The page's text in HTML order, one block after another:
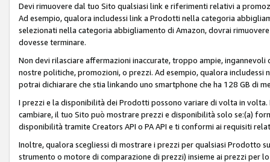
Devi rimuovere dal tuo Sito qualsiasi link e riferimenti relativi a
Ad esempio, qualora includessi link a Prodotti nella categoria
selezionati nella categoria abbigliamento di Amazon, dovrai
dovesse terminare.
Non devi rilasciare affermazioni inaccurate, troppo ampie,
nostre politiche, promozioni, o prezzi. Ad esempio, qualora includessi
potrai dichiarare che stia linkando uno smartphone che ha 128 GB di
I prezzi e la disponibilità dei Prodotti possono variare di volta in
cambiare, il tuo Sito può mostrare prezzi e disponibilità solo se:(a)
disponibilità tramite Creators API o PA API e ti conformi ai requisiti
Inoltre, qualora scegliessi di mostrare i prezzi per qualsiasi Prodotto
strumento o motore di comparazione di prezzi) insieme ai prezzi